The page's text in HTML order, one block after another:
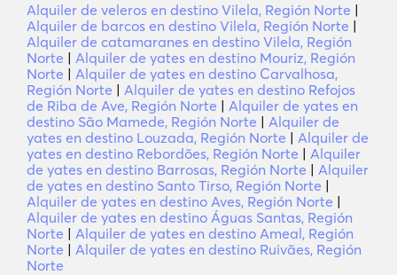
Alquiler de veleros en destino Vilela, Región Norte |
Alquiler de barcos en destino Vilela, Región Norte |
Alquiler de catamaranes en destino Vilela, Región
Norte | Alquiler de yates en destino Mouriz, Región
Norte | Alquiler de yates en destino Carvalhosa,
Región Norte | Alquiler de yates en destino Refojos
de Riba de Ave, Región Norte | Alquiler de yates en
destino São Mamede, Región Norte | Alquiler de
yates en destino Louzada, Región Norte | Alquiler de
yates en destino Rebordões, Región Norte | Alquiler
de yates en destino Barrosas, Región Norte | Alquiler
de yates en destino Santo Tirso, Región Norte |
Alquiler de yates en destino Aves, Región Norte |
Alquiler de yates en destino Águas Santas, Región
Norte | Alquiler de yates en destino Ameal, Región
Norte | Alquiler de yates en destino Ruivães, Región
Norte